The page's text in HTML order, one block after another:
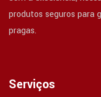
produtos seguros para
pragas.
Serviços